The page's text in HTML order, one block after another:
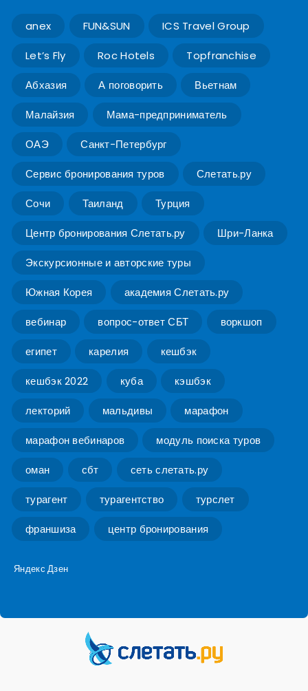
anex FUN&SUN ICS Travel Group
Let’s Fly Roc Hotels Topfranchise
Абхазия А поговорить Вьетнам
Малайзия Мама-предприниматель
ОАЭ Санкт-Петербург
Сервис бронирования туров Слетать.ру
Сочи Таиланд Турция
Центр бронирования Слетать.ру Шри-Ланка
Экскурсионные и авторские туры
Южная Корея академия Слетать.ру
вебинар вопрос-ответ СБТ воркшоп
египет карелия кешбэк
кешбэк 2022 куба кэшбэк
лекторий мальдивы марафон
марафон вебинаров модуль поиска туров
оман сбт сеть слетать.ру
турагент турагентство турслет
франшиза центр бронирования
Яндекс Дзен